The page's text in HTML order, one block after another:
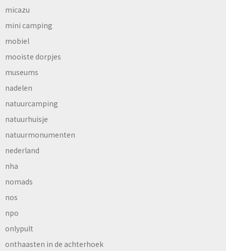
micazu
mini camping
mobiel
mooiste dorpjes
museums
nadelen
natuurcamping
natuurhuisje
natuurmonumenten
nederland
nha
nomads
nos
npo
onlypult
onthaasten in de achterhoek